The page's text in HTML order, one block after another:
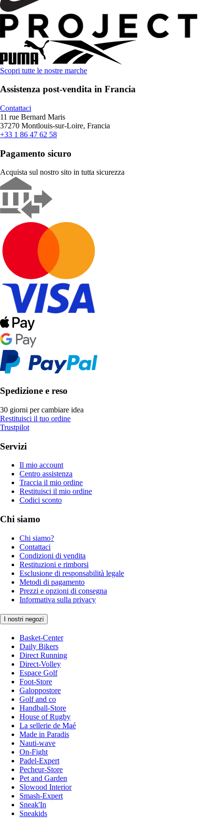
Scopri tutte le nostre marche
Assistenza post-vendita in Francia
Contattaci
11 rue Bernard Maris
37270 Montlouis-sur-Loire, Francia
+33 1 86 47 62 58
Pagamento sicuro
Acquista sul nostro sito in tutta sicurezza
Spedizione e reso
30 giorni per cambiare idea
Restituisci il tuo ordine
Trustpilot
Servizi
Il mio account
Centro assistenza
Traccia il mio ordine
Restituisci il mio ordine
Codici sconto
Chi siamo
Chi siamo?
Contattaci
Condizioni di vendita
Restituzioni e rimborsi
Esclusione di responsabilità legale
Metodi di pagamento
Prezzi e opzioni di consegna
Informativa sulla privacy
I nostri negozi
Basket-Center
Daily Bikers
Direct Running
Direct-Volley
Espace Golf
Foot-Store
Galoppostore
Golf and co
Handball-Store
House of Rugby
La sellerie de Maé
Made in Paradis
Nauti-wave
On-Fight
Padel-Expert
Pecheur-Store
Pet and Garden
Slowood Interior
Smash-Expert
Sneak'In
Sneakids